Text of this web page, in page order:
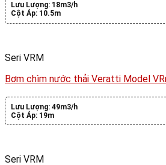
Lưu Lượng: 18m3/h
Cột Áp: 10.5m
Seri VRM
Bơm chìm nước thải Veratti Model
Lưu Lượng: 49m3/h
Cột Áp: 19m
Seri VRM